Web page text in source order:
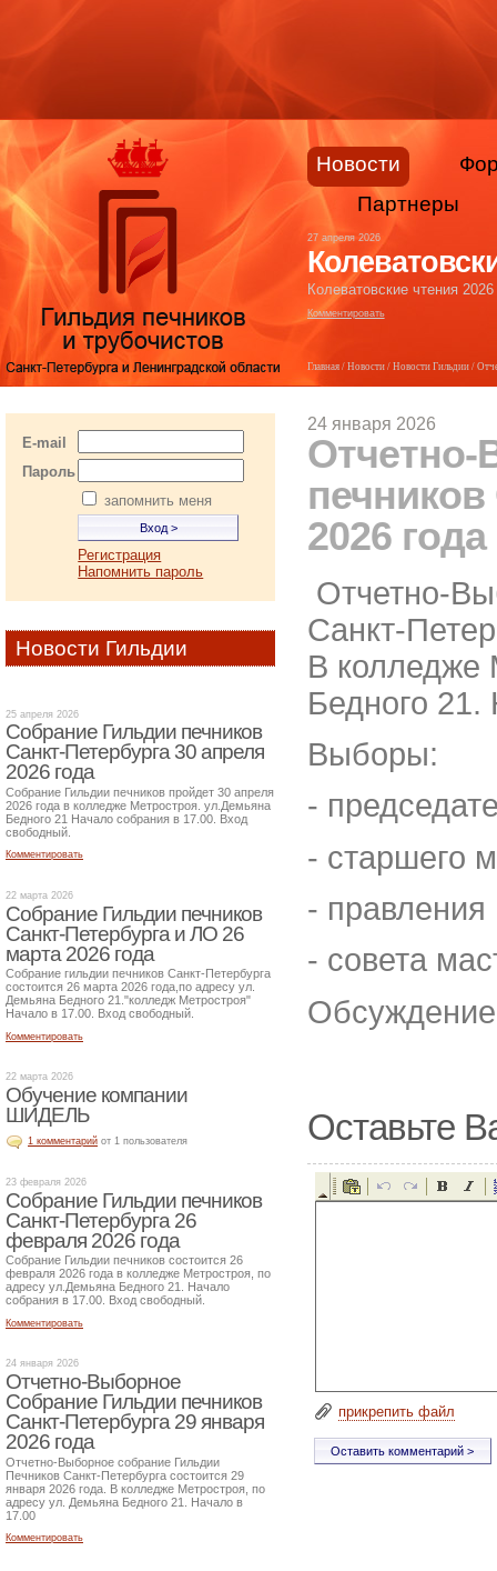
24 января 2026
печников
2026 года
Отчетно-
Санкт-
В колледже
Бедного 21.
Выборы:
-
- старшего
- правления
- совета
Оставьте
прикрепить файл
Главная/ Новости/ Новости Гильдии/
E-mail
Пароль
запомнить меня
Регистрация
Напомнить пароль
Новости Гильдии
25 апреля 2026
Собрание Гильдии печников
Санкт-Петербурга 30 апреля
2026 года
Собрание Гильдии печников пройдет 30 апреля
2026 года в колледже Метростроя. ул.Демьяна
Бедного 21 Начало собрания в 17.00. Вход
свободный.
Комментировать
22 марта 2026
Собрание Гильдии печников
Санкт-Петербурга и ЛО 26
марта 2026 года
Собрание гильдии печников Санкт-Петербурга
состоится 26 марта 2026 года,по адресу ул.
Демьяна Бедного 21."колледж Метростроя"
Начало в 17.00. Вход свободный.
Комментировать
22 марта 2026
Обучение компании
ШИДЕЛЬ
1 комментарий от 1 пользователя
23 февраля 2026
Собрание Гильдии печников
Санкт-Петербурга 26
февраля 2026 года
Собрание Гильдии печников состоится 26
февраля 2026 года в колледже Метростроя, по
адресу ул.Демьяна Бедного 21. Начало
собрания в 17.00. Вход свободный.
Комментировать
24 января 2026
Отчетно-Выборное
Собрание Гильдии печников
Санкт-Петербурга 29 января
2026 года
Отчетно-Выборное собрание Гильдии
Печников Санкт-Петербурга состоится 29
января 2026 года. В колледже Метростроя, по
адресу ул. Демьяна Бедного 21. Начало в
17.00
Комментировать
Новости
Партнеры
27 апреля 2026
Колеватовские чтения
Комментировать